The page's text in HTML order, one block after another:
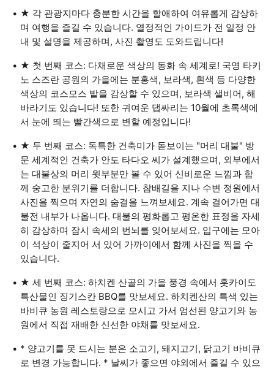
★ 각 관광지마다 충분한 시간을 할애하여 여유롭게 감상하
며 여행을 즐길 수 있습니다. 열정적인 가이드가 전 일정 안
내 및 설명을 제공하며, 사진 촬영도 도와드립니다!
★ 첫 번째 코스: 다채로운 색상의 동화 속 세계로! 국영 타키
노 스즈란 공원의 가을에는 분홍색, 보라색, 흰색 등 다양한
색상의 코스모스 밭을 감상할 수 있으며, 보라색 샐비어, 해
바라기도 있습니다! 또한 귀여운 댑싸리는 10월에 초록색에
서 눈에 띄는 빨간색으로 변할 예정입니다!
★ 두 번째 코스: 독특한 건축미가 돋보이는 "머리 대불" 방
문 세계적인 건축가 안도 타다오 씨가 설계했으며, 외부에서
는 대불상의 머리 윗부분만 볼 수 있어 신비로운 느낌과 함
께 숭고한 분위기를 더합니다. 참배길을 지나 수변 정원에서
사진을 찍으며 자연의 숨결을 느껴보세요. 계속 걸어가면 대
불전 내부가 나옵니다. 대불의 평화롭고 평온한 표정을 자세
히 감상하며 잠시 속세의 번뇌를 잊어보세요. 입구에는 모아
이 석상이 줄지어 서 있어 가까이에서 함께 사진을 찍을 수
있습니다.
★ 세 번째 코스: 하치켄 산골의 가을 풍경 속에서 홋카이도
특산물인 징기스칸 BBQ를 맛보세요. 하치켄산의 특색 있는
바비큐 농원 레스토랑으로 모시고 가서 엄선된 양고기와 농
원에서 직접 재배한 신선한 야채를 맛보세요.
* 양고기를 못 드시는 분은 소고기, 돼지고기, 닭고기 바비큐
로 변경 가능합니다. * 날씨가 좋으면 야외에서 즐길 수 있으